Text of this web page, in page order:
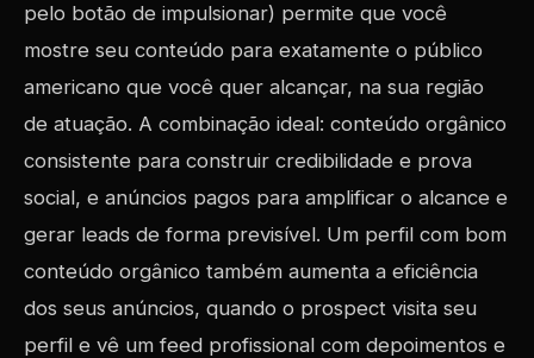
pelo botão de impulsionar) permite que você
mostre seu conteúdo para exatamente o público
americano que você quer alcançar, na sua região
de atuação. A combinação ideal: conteúdo orgânico
consistente para construir credibilidade e prova
social, e anúncios pagos para amplificar o alcance e
gerar leads de forma previsível. Um perfil com bom
conteúdo orgânico também aumenta a eficiência
dos seus anúncios, quando o prospect visita seu
perfil e vê um feed profissional com depoimentos e